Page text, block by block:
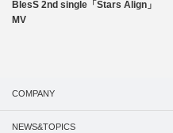
BlesS 2nd single「Stars Align」
MV
COMPANY
NEWS&TOPICS